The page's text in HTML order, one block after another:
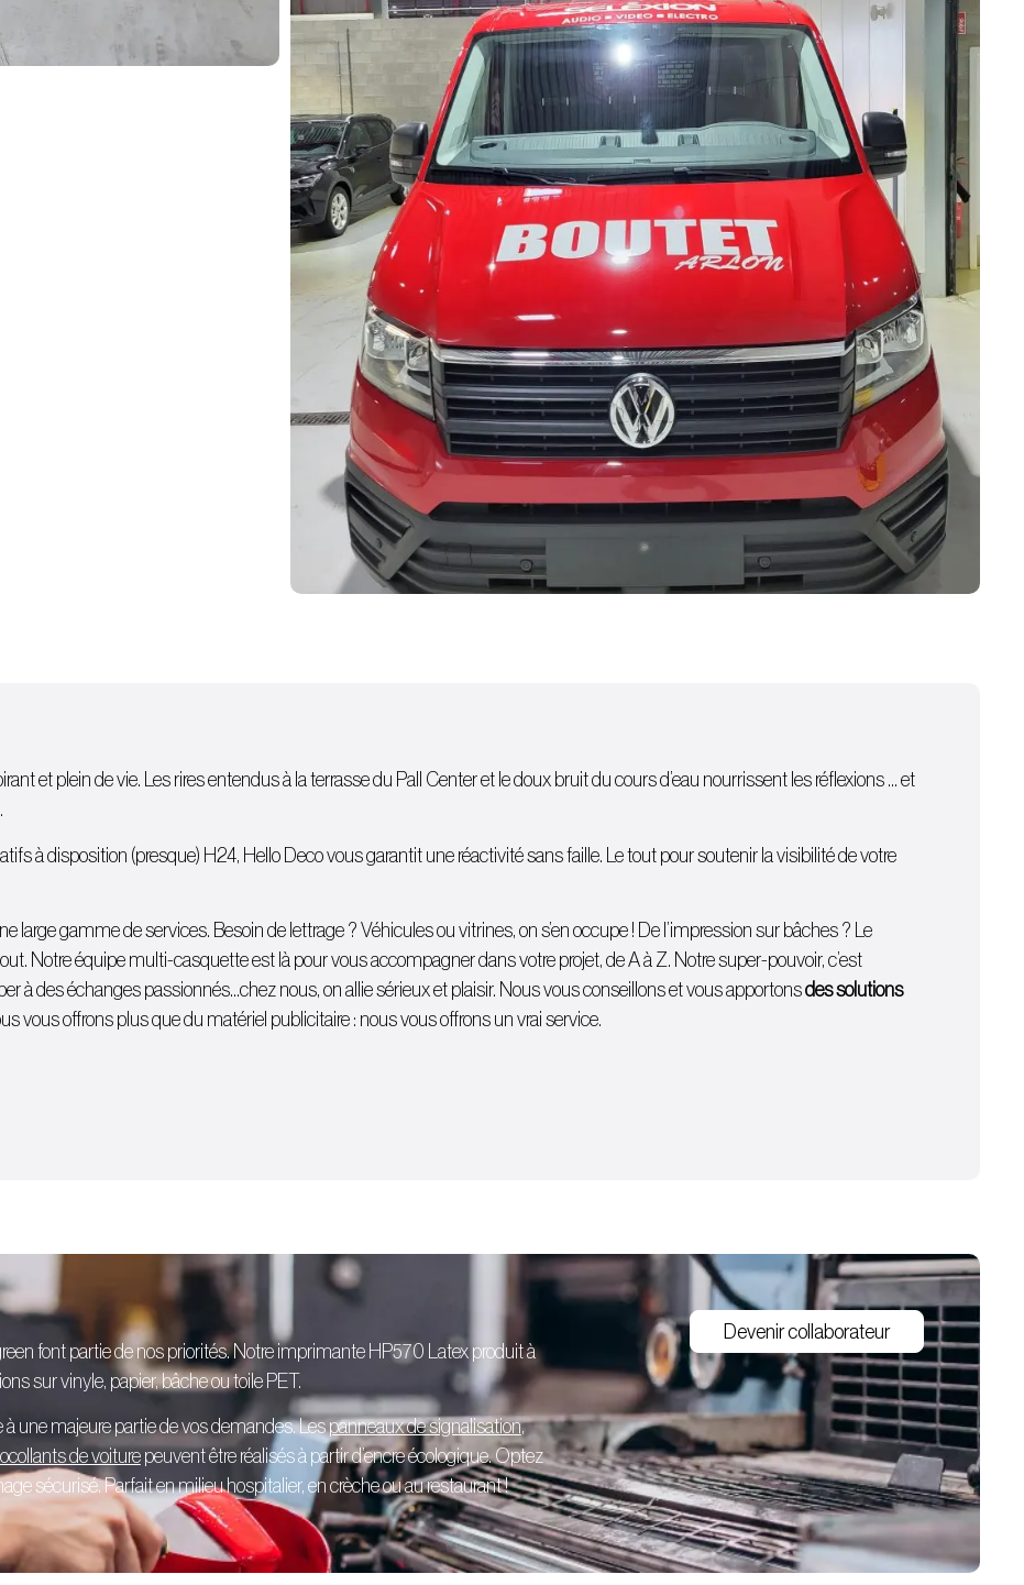
et plein de vie. Les rires entendus à la terrasse du Pall Center et le doux bruit du cours d’eau nourrissent les réflexions … et
à disposition (presque) H24, Hello Deco vous garantit une réactivité sans faille. Le tout pour soutenir la visibilité de votre
large gamme de services. Besoin de lettrage ? Véhiculesou vitrines, on s’en occupe ! De l’impression sur bâches ? Le
Notre équipe multi-casquette est là pour vous accompagner dans votre projet, de A à Z. Notre super-pouvoir, c’est
à des échanges passionnés…chez nous, on allie sérieux et plaisir. Nous vous conseillons et vous apportonsdes solutions
vous offrons plus que du matériel publicitaire : nous vous offrons un vrai service.
font partie de nos priorités. Notre imprimante HP570 Latex produit à
sur vinyle, papier, bâche ou toile PET.
une majeure partie de vos demandes. Les panneaux de signalisation,
de voiturepeuvent être réalisés à partir d’encre écologique. Optez
sécurisé. Parfait en milieu hospitalier, en crèche ou au restaurant !
Devenir collaborateur